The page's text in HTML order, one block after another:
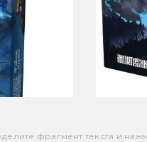
фрагмент текста и